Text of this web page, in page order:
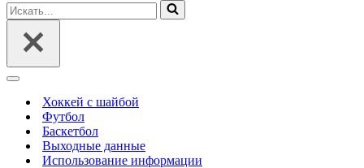
Искать...
Меню
навигацииХоккей с шайбой
Футбол
Баскетбол
Выходные данные
Использование информации